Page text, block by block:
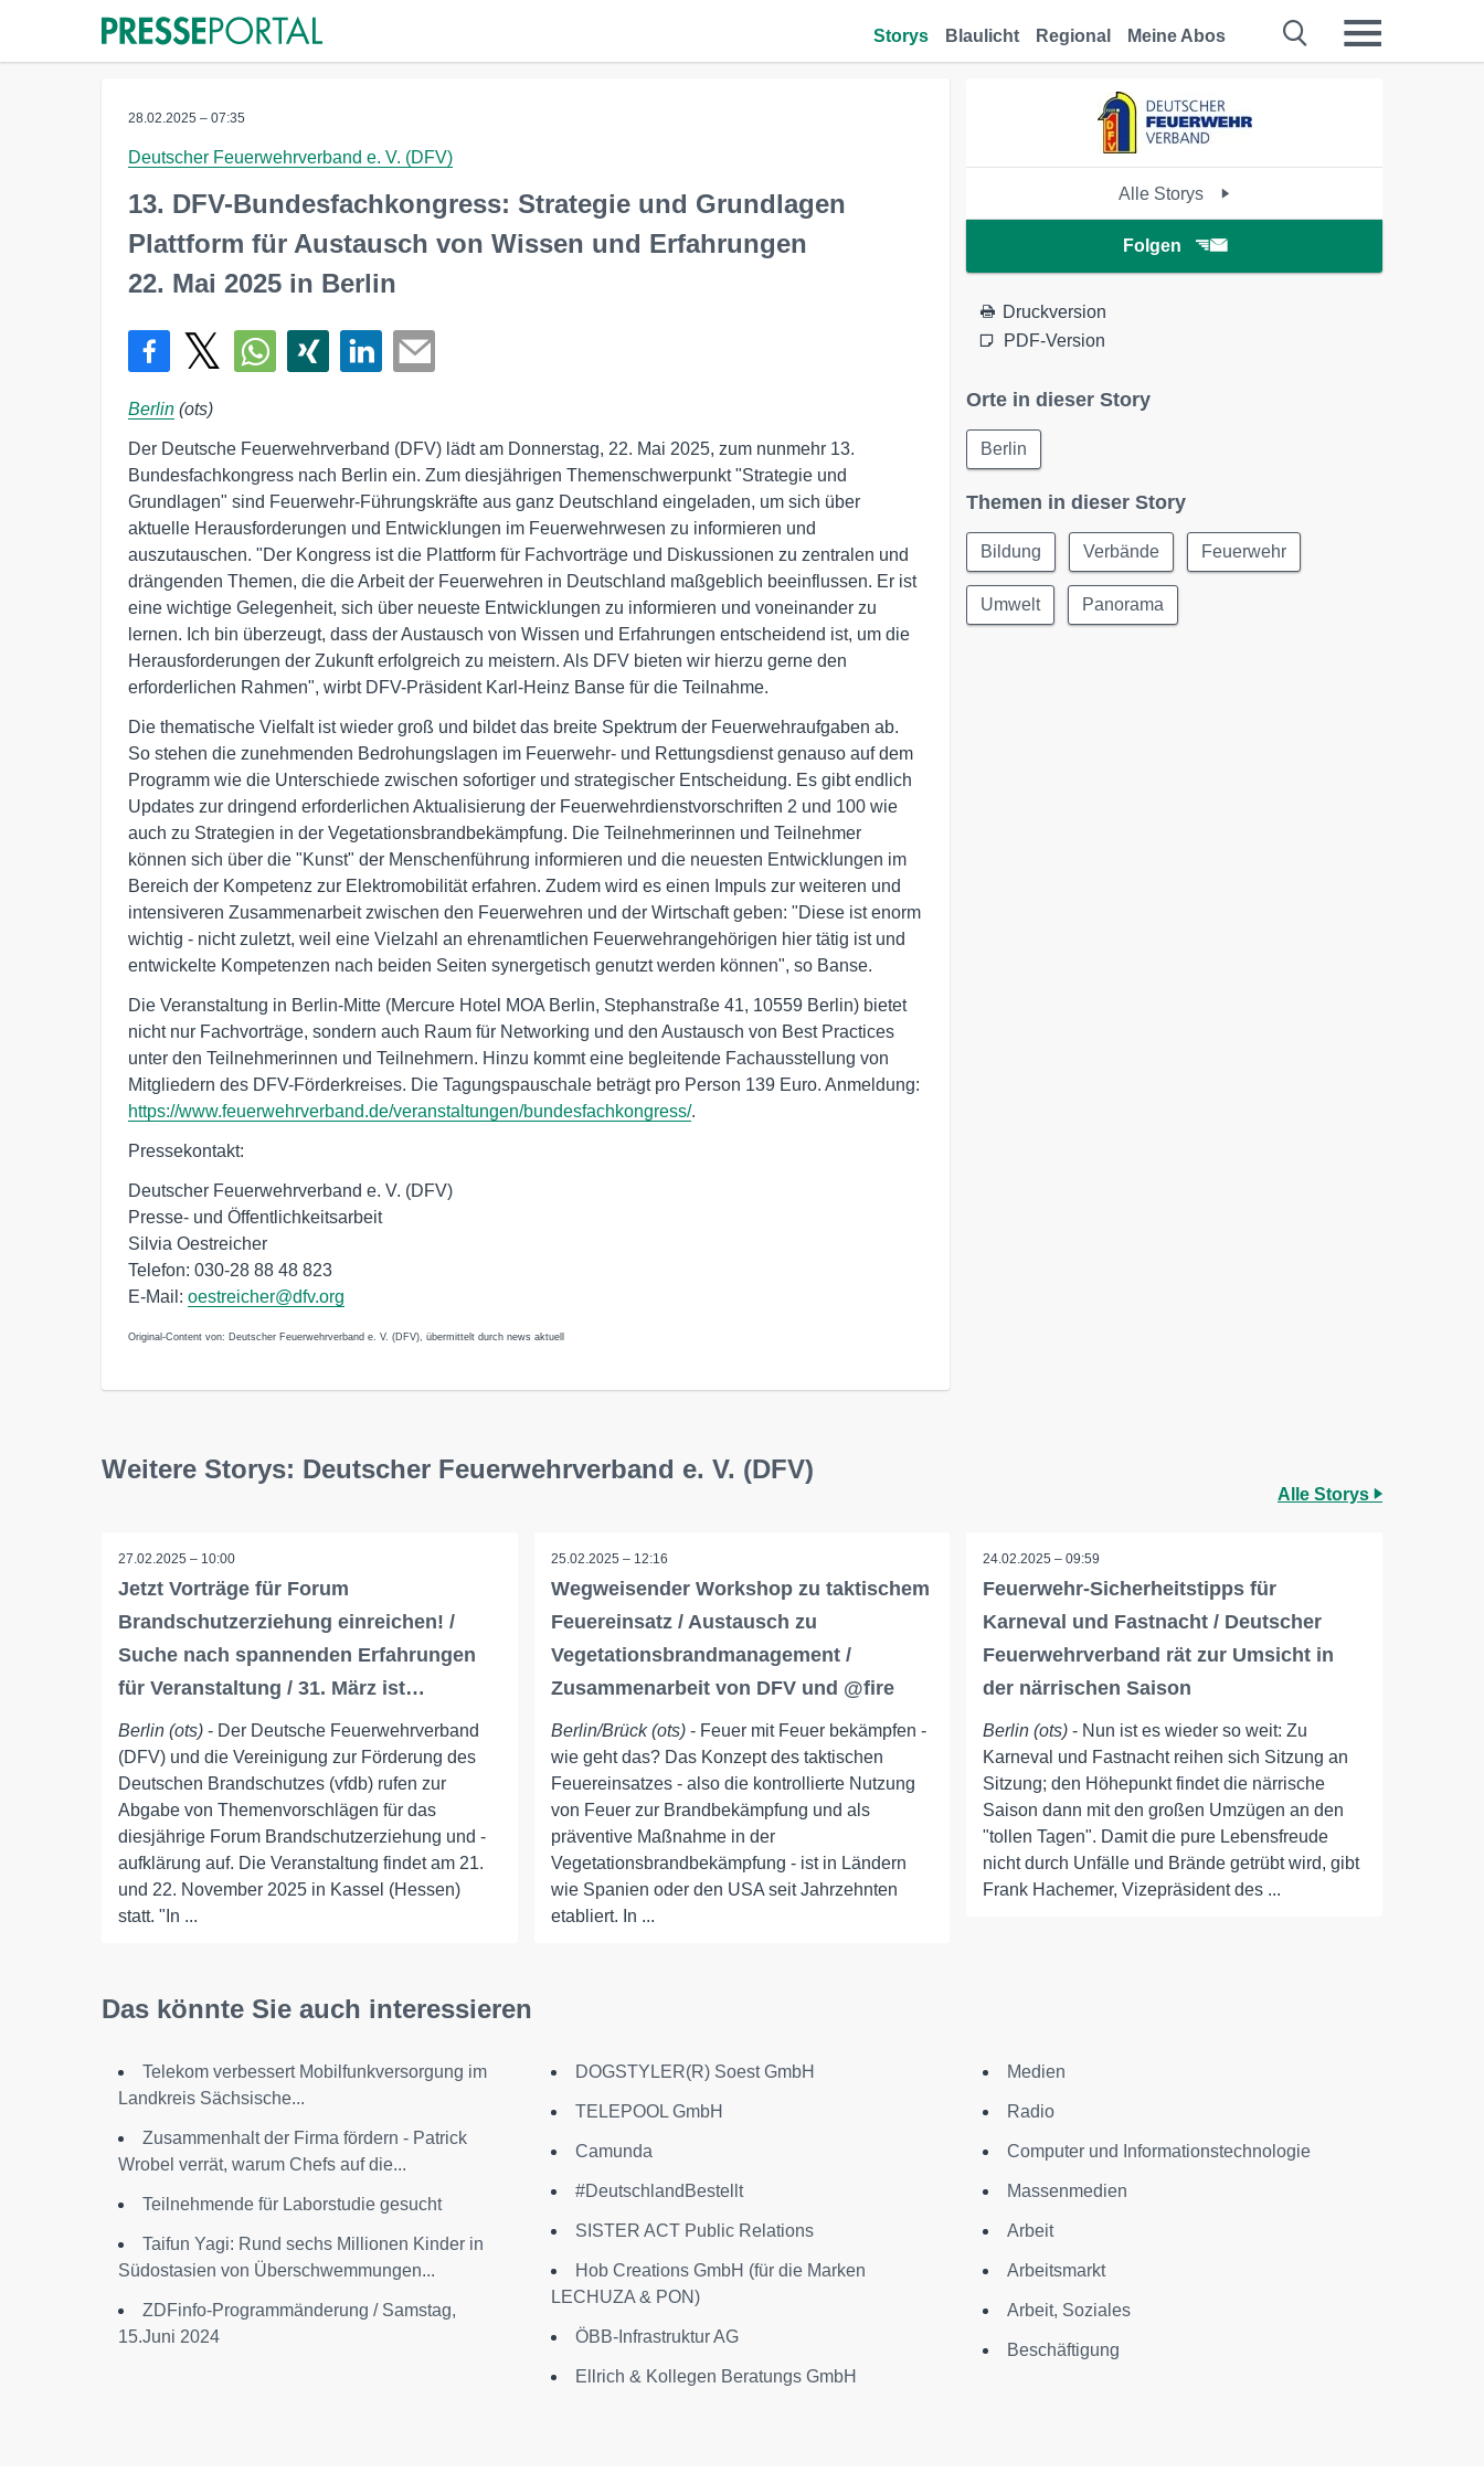
Storys Blaulicht Regional Meine Abos
28.02.2025 – 07:35
Deutscher Feuerwehrverband e. V. (DFV)
13. DFV-Bundesfachkongress: Strategie und Grundlagen
Plattform für Austausch von Wissen und Erfahrungen
22. Mai 2025 in Berlin
Berlin (ots)
Der Deutsche Feuerwehrverband (DFV) lädt am Donnerstag, 22. Mai 2025, zum nunmehr 13.
Bundesfachkongress nach Berlin ein. Zum diesjährigen Themenschwerpunkt "Strategie und
Grundlagen" sind Feuerwehr-Führungskräfte aus ganz Deutschland eingeladen, um sich über
aktuelle Herausforderungen und Entwicklungen im Feuerwehrwesen zu informieren und
auszutauschen. "Der Kongress ist die Plattform für Fachvorträge und Diskussionen zu zentralen und
drängenden Themen, die die Arbeit der Feuerwehren in Deutschland maßgeblich beeinflussen. Er ist
eine wichtige Gelegenheit, sich über neueste Entwicklungen zu informieren und voneinander zu
lernen. Ich bin überzeugt, dass der Austausch von Wissen und Erfahrungen entscheidend ist, um die
Herausforderungen der Zukunft erfolgreich zu meistern. Als DFV bieten wir hierzu gerne den
erforderlichen Rahmen", wirbt DFV-Präsident Karl-Heinz Banse für die Teilnahme.
Die thematische Vielfalt ist wieder groß und bildet das breite Spektrum der Feuerwehraufgaben ab.
So stehen die zunehmenden Bedrohungslagen im Feuerwehr- und Rettungsdienst genauso auf dem
Programm wie die Unterschiede zwischen sofortiger und strategischer Entscheidung. Es gibt endlich
Updates zur dringend erforderlichen Aktualisierung der Feuerwehrdienstvorschriften 2 und 100 wie
auch zu Strategien in der Vegetationsbrandbekämpfung. Die Teilnehmerinnen und Teilnehmer
können sich über die "Kunst" der Menschenführung informieren und die neuesten Entwicklungen im
Bereich der Kompetenz zur Elektromobilität erfahren. Zudem wird es einen Impuls zur weiteren und
intensiveren Zusammenarbeit zwischen den Feuerwehren und der Wirtschaft geben: "Diese ist enorm
wichtig - nicht zuletzt, weil eine Vielzahl an ehrenamtlichen Feuerwehrangehörigen hier tätig ist und
entwickelte Kompetenzen nach beiden Seiten synergetisch genutzt werden können", so Banse.
Die Veranstaltung in Berlin-Mitte (Mercure Hotel MOA Berlin, Stephanstraße 41, 10559 Berlin) bietet
nicht nur Fachvorträge, sondern auch Raum für Networking und den Austausch von Best Practices
unter den Teilnehmerinnen und Teilnehmern. Hinzu kommt eine begleitende Fachausstellung von
Mitgliedern des DFV-Förderkreises. Die Tagungspauschale beträgt pro Person 139 Euro. Anmeldung:
https://www.feuerwehrverband.de/veranstaltungen/bundesfachkongress/.
Pressekontakt:
Deutscher Feuerwehrverband e. V. (DFV)
Presse- und Öffentlichkeitsarbeit
Silvia Oestreicher
Telefon: 030-28 88 48 823
E-Mail: oestreicher@dfv.org
Original-Content von: Deutscher Feuerwehrverband e. V. (DFV), übermittelt durch news aktuell
Alle Storys
Folgen
Druckversion
PDF-Version
Orte in dieser Story
Berlin
Themen in dieser Story
Bildung Verbände Feuerwehr
Umwelt Panorama
Weitere Storys: Deutscher Feuerwehrverband e. V. (DFV)
Alle Storys
27.02.2025 – 10:00
Jetzt Vorträge für Forum
Brandschutzerziehung einreichen! /
Suche nach spannenden Erfahrungen
für Veranstaltung / 31. März ist…
Berlin (ots) - Der Deutsche Feuerwehrverband
(DFV) und die Vereinigung zur Förderung des
Deutschen Brandschutzes (vfdb) rufen zur
Abgabe von Themenvorschlägen für das
diesjährige Forum Brandschutzerziehung und -
aufklärung auf. Die Veranstaltung findet am 21.
und 22. November 2025 in Kassel (Hessen)
statt. "In ...
25.02.2025 – 12:16
Wegweisender Workshop zu taktischem
Feuereinsatz / Austausch zu
Vegetationsbrandmanagement /
Zusammenarbeit von DFV und @fire
Berlin/Brück (ots)- Feuer mit Feuer bekämpfen -
wie geht das? Das Konzept des taktischen
Feuereinsatzes - also die kontrollierte Nutzung
von Feuer zur Brandbekämpfung und als
präventive Maßnahme in der
Vegetationsbrandbekämpfung - ist in Ländern
wie Spanien oder den USA seit Jahrzehnten
etabliert. In ...
24.02.2025 – 09:59
Feuerwehr-Sicherheitstipps für
Karneval und Fastnacht / Deutscher
Feuerwehrverband rät zur Umsicht in
der närrischen Saison
Berlin (ots) - Nun ist es wieder so weit: Zu
Karneval und Fastnacht reihen sich Sitzung an
Sitzung; den Höhepunkt findet die närrische
Saison dann mit den großen Umzügen an den
"tollen Tagen". Damit die pure Lebensfreude
nicht durch Unfälle und Brände getrübt wird, gibt
Frank Hachemer, Vizepräsident des ...
Das könnte Sie auch interessieren
Telekom verbessert Mobilfunkversorgung im
Landkreis Sächsische...
Zusammenhalt der Firma fördern - Patrick
Wrobel verrät, warum Chefs auf die...
Teilnehmende für Laborstudie gesucht
Taifun Yagi: Rund sechs Millionen Kinder in
Südostasien von Überschwemmungen...
ZDFinfo-Programmänderung / Samstag,
15.Juni 2024
DOGSTYLER(R) Soest GmbH
TELEPOOL GmbH
Camunda
#DeutschlandBestellt
SISTER ACT Public Relations
Hob Creations GmbH (für die Marken
LECHUZA & PON)
ÖBB-Infrastruktur AG
Ellrich & Kollegen Beratungs GmbH
Medien
Radio
Computer und Informationstechnologie
Massenmedien
Arbeit
Arbeitsmarkt
Arbeit, Soziales
Beschäftigung